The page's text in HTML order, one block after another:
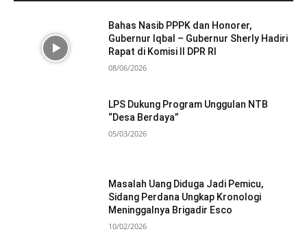
Bahas Nasib PPPK dan Honorer,
Gubernur Iqbal – Gubernur Sherly Hadiri
Rapat di Komisi II DPR RI
08/06/2026
LPS Dukung Program Unggulan NTB
“Desa Berdaya”
05/03/2026
Masalah Uang Diduga Jadi Pemicu,
Sidang Perdana Ungkap Kronologi
Meninggalnya Brigadir Esco
10/02/2026